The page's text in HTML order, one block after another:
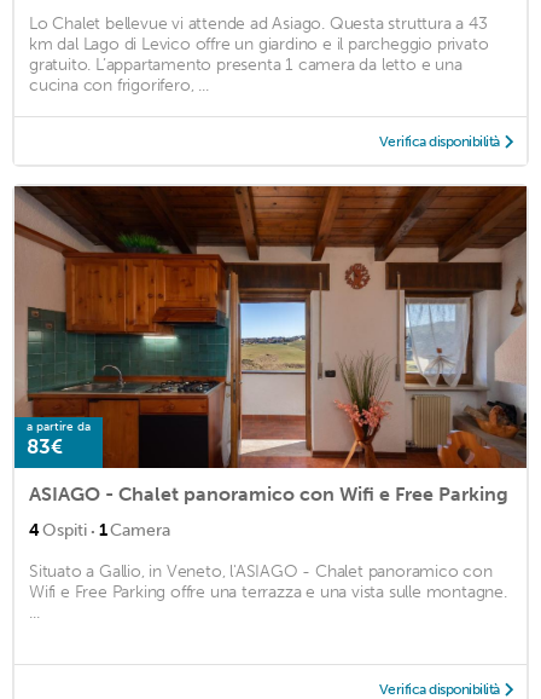
Lo Chalet bellevue vi attende ad Asiago. Questa struttura a 43
km dal Lago di Levico offre un giardino e il parcheggio privato
gratuito. L’appartamento presenta 1 camera da letto e una
cucina con frigorifero, ...
Verifica disponibilità
a partire da
83€
ASIAGO - Chalet panoramico con Wifi e Free Parking
4Ospiti · 1Camera
Situato a Gallio, in Veneto, l'ASIAGO - Chalet panoramico con
Wifi e Free Parking offre una terrazza e una vista sulle montagne.
...
Verifica disponibilità